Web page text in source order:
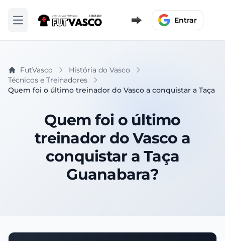
Abrir menu Entrar
FutVasco
História do Vasco
Técnicos e Treinadores
Quem foi o último treinador do Vasco a conquistar a Taça
Quem foi o último
treinador do Vasco a
conquistar a Taça
Guanabara?